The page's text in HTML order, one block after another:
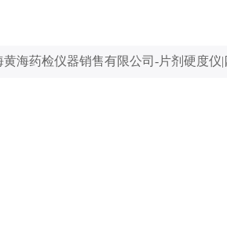
海药检仪器销售有限公司-片剂硬度